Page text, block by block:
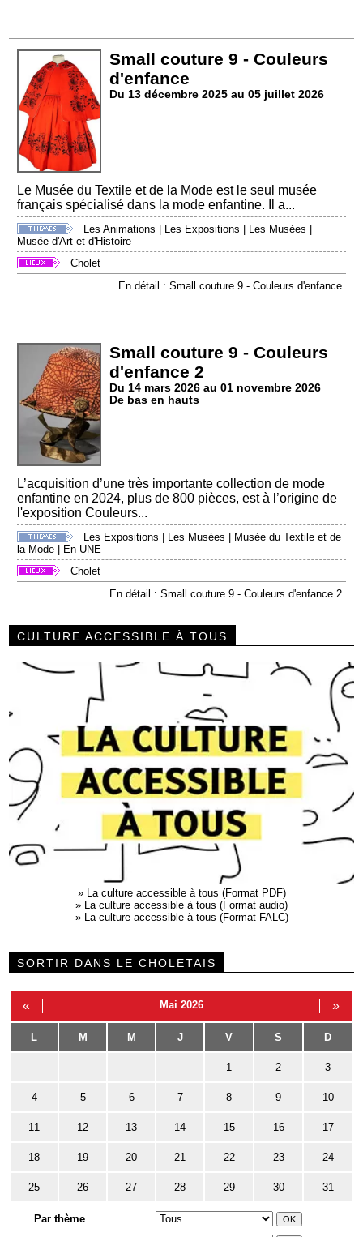
Small couture 9 - Couleurs
d'enfance
Du 13 décembre 2025 au 05 juillet 2026
Le Musée du Textile et de la Mode est le seul musée
français spécialisé dans la mode enfantine. Il a...
Les Animations Les Expositions Les Musées
Musée d'Art et d'Histoire
Cholet
En détail : Small couture 9 - Couleurs d'enfance
Small couture 9 - Couleurs
d'enfance 2
Du 14 mars 2026 au 01 novembre 2026
De bas en hauts
L’acquisition d’une très importante collection de mode
enfantine en 2024, plus de 800 pièces, est à l’origine de
l'exposition Couleurs...
Les Expositions | Les Musées | Musée du Textile et de
la Mode | En UNE
Cholet
En détail : Small couture 9 - Couleurs d'enfance 2
CULTURE ACCESSIBLE À TOUS
» La culture accessible à tous (Format PDF)
» La culture accessible à tous (Format audio)
» La culture accessible à tous (Format FALC)
SORTIR DANS LE CHOLETAIS
« Mai 2026 »
L M M J V S D
1 2 3
4 5 6 7 8 9 10
11 12 13 14 15 16 17
18 19 20 21 22 23 24
25 26 27 28 29 30 31
Par thème